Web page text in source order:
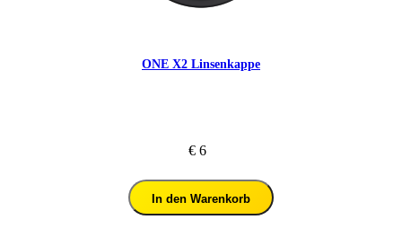
ONE X2 Linsenkappe
€ 6
In den Warenkorb